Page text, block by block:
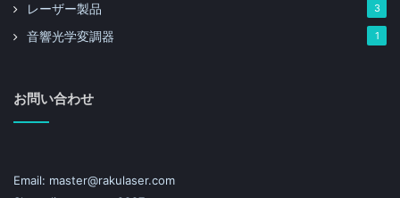
レーザー製品 3
音響光学変調器 1
お問い合わせ
Email: master@rakulaser.com